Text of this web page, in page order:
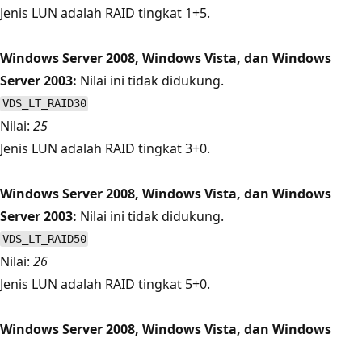
Jenis LUN adalah RAID tingkat 1+5.
Windows Server 2008, Windows Vista, dan Windows
Server 2003: Nilai ini tidak didukung.
VDS_LT_RAID30
Nilai: 25
Jenis LUN adalah RAID tingkat 3+0.
Windows Server 2008, Windows Vista, dan Windows
Server 2003: Nilai ini tidak didukung.
VDS_LT_RAID50
Nilai: 26
Jenis LUN adalah RAID tingkat 5+0.
Windows Server 2008, Windows Vista, dan Windows